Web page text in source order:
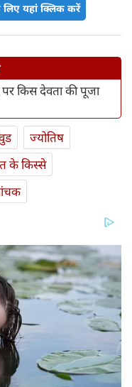
यहां क्लिक करें
किस देवता की पूजा
ज्योतिष
के किस्से